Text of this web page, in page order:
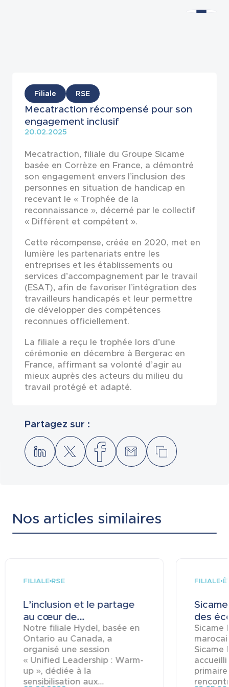
Actualités
Filiale RSE
Mecatraction récompensé pour son
engagement inclusif
20.02.2025
Partagez sur :
Mecatraction, filiale du Groupe Sicame
basée en Corrèze en France, a démontré
son engagement envers l’inclusion des
personnes en situation de handicap en
recevant le « Trophée de la
reconnaissance », décerné par le collectif
« Différent et compétent ».
Cette récompense, créée en 2020, met en
lumière les partenariats entre les
entreprises et les établissements ou
services d’accompagnement par le travail
(ESAT), afin de favoriser l’intégration des
travailleurs handicapés et leur permettre
de développer des compétences
reconnues officiellement.
La filiale a reçu le trophée lors d’une
cérémonie en décembre à Bergerac en
France, affirmant sa volonté d’agir au
mieux auprès des acteurs du milieu du
travail protégé et adapté.
Nos articles similaires
FILIALERSE
L’inclusion et le partage
au cœur de...
Notre filiale Hydel, basée en
Ontario au Canada, a
organisé une session
« Unified Leadership : Warm-
up », dédiée à la
sensibilisation aux...
FILIALE
des
Sicame
Sicame